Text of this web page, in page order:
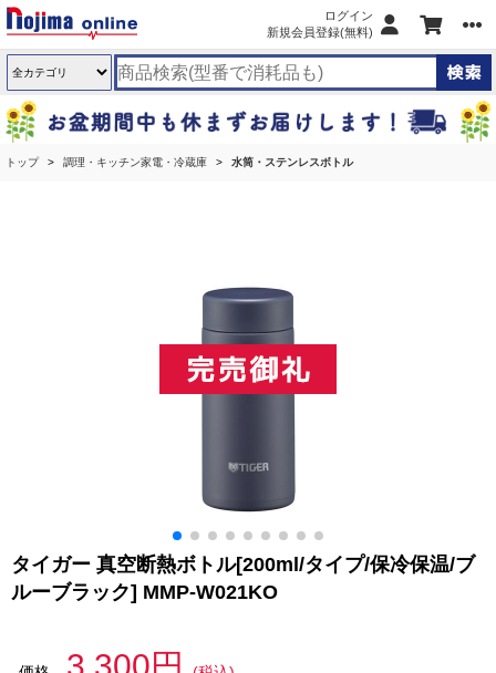
ログイン
新規会員登録(無料)
トップ 調理・キッチン家電・冷蔵庫 水筒・ステンレスボトル
タイガー 真空断熱ボトル[200ml/タイプ/保冷保温/ブ
ルーブラック] MMP-W021KO